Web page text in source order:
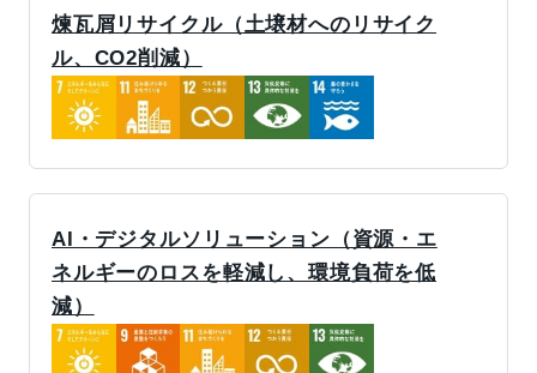
煉瓦屑リサイクル（土壌材へのリサイク
ル、CO2削減）
AI・デジタルソリューション（資源・エ
ネルギーのロスを軽減し、環境負荷を低
減）